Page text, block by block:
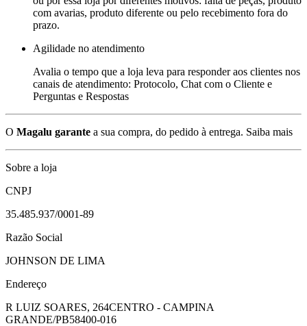
com avarias, produto diferente ou pelo recebimento fora do
prazo.
Agilidade no atendimento
Avalia o tempo que a loja leva para responder aos clientes nos
canais de atendimento: Protocolo, Chat com o Cliente e
Perguntas e Respostas
O Magalu garante a sua compra, do pedido à entrega. Saiba mais
Sobre a loja
CNPJ
35.485.937/0001-89
Razão Social
JOHNSON DE LIMA
Endereço
R LUIZ SOARES, 264CENTRO - CAMPINA
GRANDE/PB58400-016